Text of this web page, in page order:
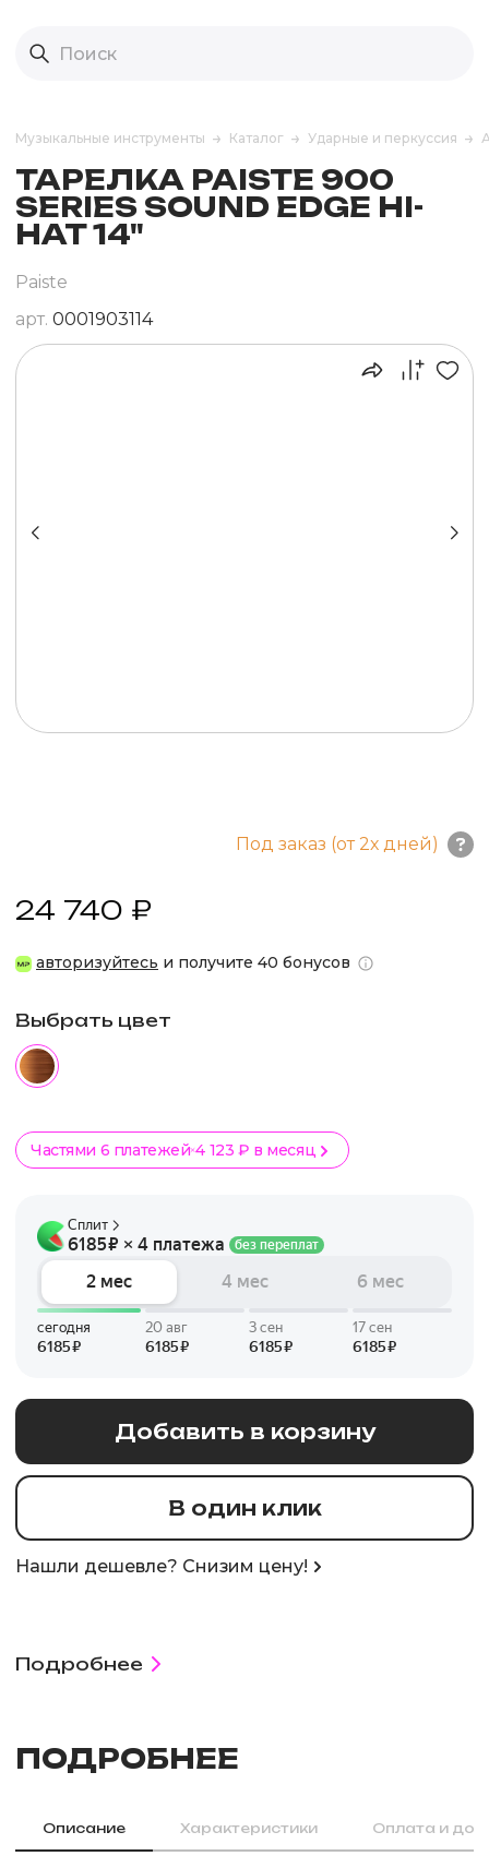
Музыкальные инструменты Каталог Ударные и перкуссия
ТАРЕЛКА PAISTE 900
SERIES SOUND EDGE HI-
HAT 14"
Paiste
арт. 0001903114
Под заказ (от 2х дней)
24 740 ₽
авторизуйтесь и получите 40 бонусов
Выбрать цвет
Частями 6 платежей 4 123 ₽ в месяц
Добавить в корзину
В один клик
Нашли дешевле? Снизим цену!
Подробнее
ПОДРОБНЕЕ
Описание Характеристики Оплата и